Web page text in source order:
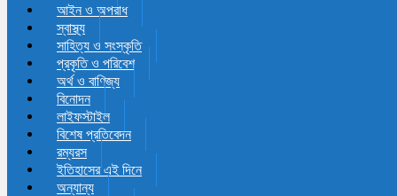
আইন ও অপরাধ
স্বাস্থ্য
সাহিত্য ও সংস্কৃতি
প্রকৃতি ও পরিবেশ
অর্থ ও বাণিজ্য
বিনোদন
লাইফস্টাইল
বিশেষ প্রতিবেদন
রম্যরস
ইতিহাসের এই দিনে
অন্যান্য